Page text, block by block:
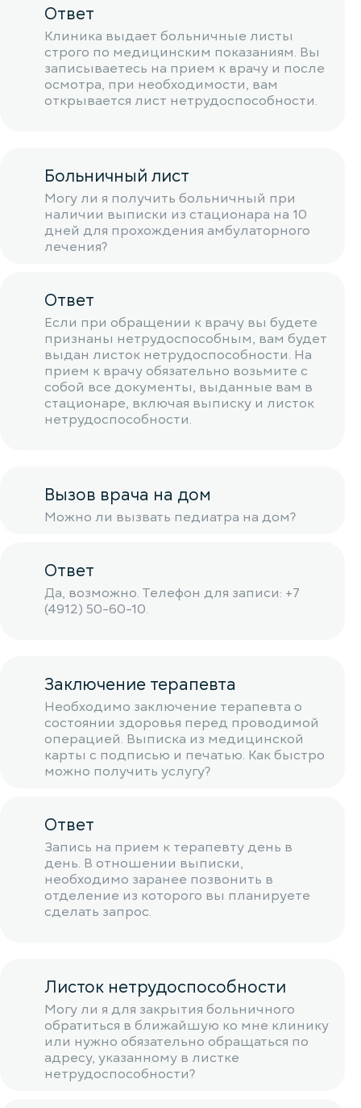
Ответ
Клиника выдает больничные листы
строго по медицинским показаниям. Вы
записываетесь на прием к врачу и после
осмотра, при необходимости, вам
открывается лист нетрудоспособности.
Больничный лист
Могу ли я получить больничный при
наличии выписки из стационара на 10
дней для прохождения амбулаторного
лечения?
Ответ
Если при обращении к врачу вы будете
признаны нетрудоспособным, вам будет
выдан листок нетрудоспособности. На
прием к врачу обязательно возьмите с
собой все документы, выданные вам в
стационаре, включая выписку и листок
нетрудоспособности.
Вызов врача на дом
Можно ли вызвать педиатра на дом?
Ответ
Да, возможно. Телефон для записи: +7
(4912) 50-60-10.
Заключение терапевта
Необходимо заключение терапевта о
состоянии здоровья перед проводимой
операцией. Выписка из медицинской
карты с подписью и печатью. Как быстро
можно получить услугу?
Ответ
Запись на прием к терапевту день в
день. В отношении выписки,
необходимо заранее позвонить в
отделение из которого вы планируете
сделать запрос.
Листок нетрудоспособности
Могу ли я для закрытия больничного
обратиться в ближайшую ко мне клинику
или нужно обязательно обращаться по
адресу, указанному в листке
нетрудоспособности?